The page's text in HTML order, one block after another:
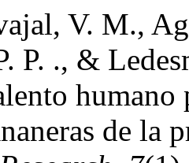
V. M.,
P. ., &
de